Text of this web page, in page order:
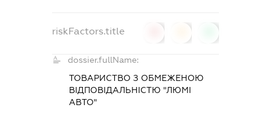
riskFactors.title
dossier.fullName:
ТОВАРИСТВО З ОБМЕЖЕНОЮ
ВІДПОВІДАЛЬНІСТЮ "ЛЮМІ
АВТО"